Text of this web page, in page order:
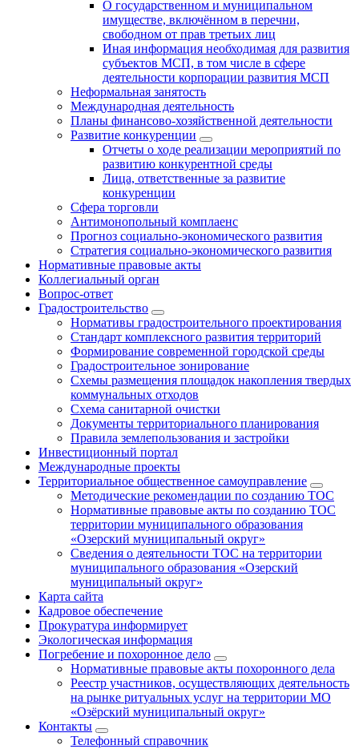
О государственном и муниципальном
имуществе, включённом в перечни,
свободном от прав третьих лиц
Иная информация необходимая для развития
субъектов МСП, в том числе в сфере
деятельности корпорации развития МСП
Неформальная занятость
Международная деятельность
Планы финансово-хозяйственной деятельности
Развитие конкуренции
Отчеты о ходе реализации мероприятий по
развитию конкурентной среды
Лица, ответственные за развитие
конкуренции
Сфера торговли
Антимонопольный комплаенс
Прогноз социально-экономического развития
Стратегия социально-экономического развития
Нормативные правовые акты
Коллегиальный орган
Вопрос-ответ
Градостроительство
Нормативы градостроительного проектирования
Стандарт комплексного развития территорий
Формирование современной городской среды
Градостроительное зонирование
Схемы размещения площадок накопления твердых
коммунальных отходов
Схема санитарной очистки
Документы территориального планирования
Правила землепользования и застройки
Инвестиционный портал
Международные проекты
Территориальное общественное самоуправление
Методические рекомендации по созданию ТОС
Нормативные правовые акты по созданию ТОС
территории муниципального образования
«Озерский муниципальный округ»
Сведения о деятельности ТОС на территории
муниципального образования «Озерский
муниципальный округ»
Карта сайта
Кадровое обеспечение
Прокуратура информирует
Экологическая информация
Погребение и похоронное дело
Нормативные правовые акты похоронного дела
Реестр участников, осуществляющих деятельность
на рынке ритуальных услуг на территории МО
«Озёрский муниципальный округ»
Контакты
Телефонный справочник